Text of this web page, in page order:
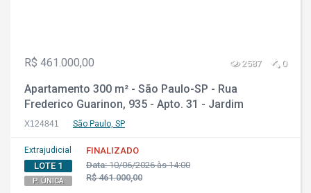
R$ 461.000,00 2587 0
Apartamento 300 m² - São Paulo-SP - Rua
Frederico Guarinon, 935 - Apto. 31 - Jardim
Ampliação/Morumbi
X124841 São Paulo, SP
Extrajudicial
LOTE 1
P. ÚNICA
FINALIZADO
Data:10/06/2026 às 14:00
R$ 461.000,00